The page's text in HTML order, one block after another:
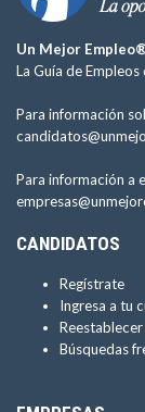
Un Mejor
La Guía de Empleos
Para información
Para información a
CANDIDATOS
Regístrate
Ingresa a tu
Búsquedas